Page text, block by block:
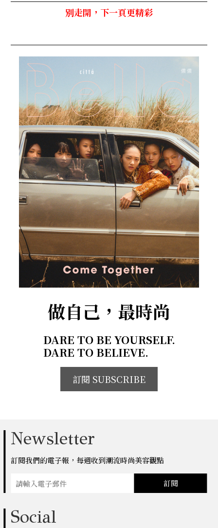
別走開，下一頁更精彩
做自己，最時尚
DARE TO BE YOURSELF.
DARE TO BELIEVE.
訂閱 SUBSCRIBE
Newsletter
訂閱我們的電子報，每週收到潮流時尚美容觀點
訂閱
Social